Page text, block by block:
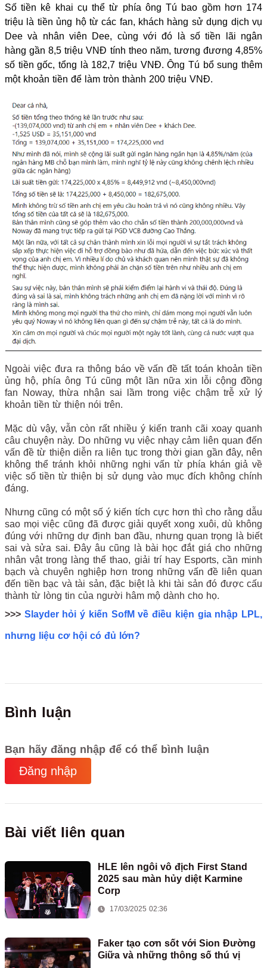
Số tiền kê khai cụ thể từ phía ông Tú bao gồm hơn 174
triệu là tiền ủng hộ từ các fan, khách hàng sử dụng dịch vụ
Dee và nhân viên Dee, cùng với đó là số tiền lãi ngân
hàng gần 8,5 triệu VNĐ tính theo năm, tương đương 4,85%
số tiền gốc, tổng là 182,7 triệu VNĐ. Ông Tú bổ sung thêm
một khoản tiền để làm tròn thành 200 triệu VNĐ.
Ngoài việc đưa ra thông báo về vấn đề tất toán khoản tiền
ủng hộ, phía ông Tú cũng một lần nữa xin lỗi cộng đồng
fan Noway, thừa nhận sai lầm trong việc chậm trễ xử lý
khoản tiền từ thiện nói trên.
Mặc dù vậy, vẫn còn rất nhiều ý kiến tranh cãi xoay quanh
câu chuyện này. Do những vụ việc nhạy cảm liên quan đến
vấn đề từ thiện diễn ra liên tục trong thời gian gần đây, nên
không thể tránh khỏi những nghi vấn từ phía khán giả về
việc số tiền từ thiện bị sử dụng vào mục đích không chính
đáng.
Nhưng cũng có một số ý kiến tích cực hơn thì cho rằng dẫu
sao mọi việc cũng đã được giải quyết xong xuôi, dù không
đúng với những dự định ban đầu, nhưng quan trọng là biết
sai và sửa sai. Đây âu cũng là bài học đắt giá cho những
nhân vật trong làng thể thao, giải trí hay Esports, cần minh
bạch và chuyên nghiệp hơn trong những vấn đề liên quan
đến tiền bạc và tài sản, đặc biệt là khi tài sản đó được cấu
thành từ lòng tin của người hâm mộ dành cho họ.
>>> Slayder hỏi ý kiến SofM về điều kiện gia nhập LPL,
nhưng liệu cơ hội có đủ lớn?
Bình luận
Bạn hãy đăng nhập để có thể bình luận
Đăng nhập
Bài viết liên quan
HLE lên ngôi vô địch First Stand
2025 sau màn hủy diệt Karmine
Corp
17/03/2025 02:36
Faker tạo cơn sốt với Sion Đường
Giữa và những thông số thú vị